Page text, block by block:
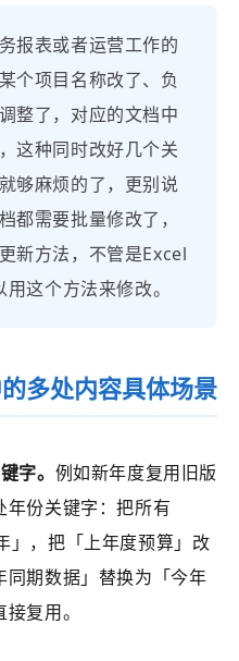
报表或者运营工作的
个项目名称改了、负
整了，对应的文档中
这种同时改好几个关
够麻烦的了，更别说
都需要批量修改了，
新方法，不管是Excel
这个方法来修改。
多处内容具体场景
字。 例如新年度复用旧版
份关键字：把所有
」，把「上年度预算」改
同期数据」替换为「今年
复用。